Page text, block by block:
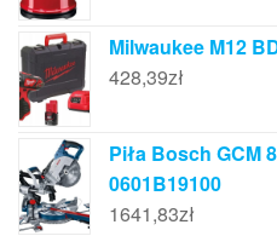
Milwaukee M12
428,39zł
Piła Bosch GCM
0601B19100
1641,83zł